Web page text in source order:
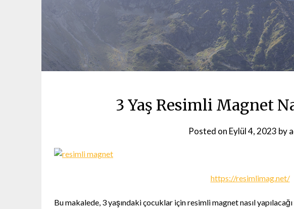
3 Yaş Resimli Magnet
Posted on Eylül 4, 2023 by
https://resimlimag.net/
Bu makalede, 3 yaşındaki çocuklar için resimli magnet nasıl